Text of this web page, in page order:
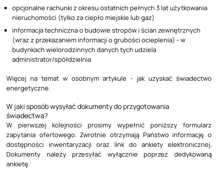
opcjonalne rachunki z okresu ostatnich pełnych 3 lat użytkowania
nieruchomości (tylko za ciepło miejskie lub gaz)
informacja techniczna o budowie stropów i ścian zewnętrznych
(wraz z przekazaniem informacji o grubości ocieplenia) - w
budynkach wielorodzinnych danych tych udziela
administrator/spółdzielnia
Więcej na temat w osobnym artykule - jak uzyskać świadectwo
energetyczne.
W jaki sposób wysyłać dokumenty do przygotowania
świadectwa?
W pierwszej kolejności prosimy wypełnić poniższy formularz
zapytania ofertowego. Zwrotnie otrzymają Państwo informację o
dostępności inwentaryzacji oraz link do ankiety elektronicznej.
Dokumenty należy przesyłać wyłącznie poprzez dedykowaną
ankietę.